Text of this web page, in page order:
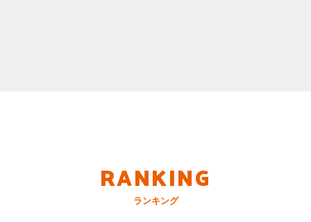
RANKING
ランキング